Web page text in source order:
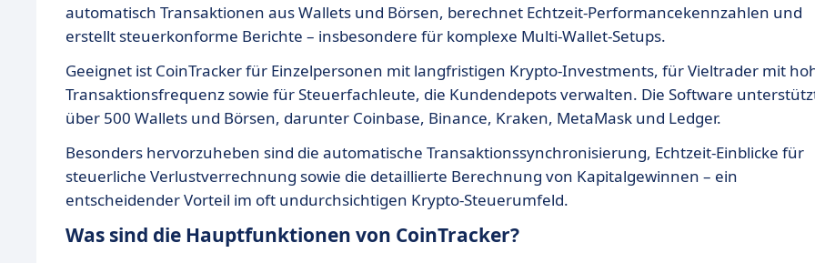
automatisch Transaktionen aus Wallets und Börsen, berechnet Echtzeit-Performancekennzahlen und
erstellt steuerkonforme Berichte – insbesondere für komplexe Multi-Wallet-Setups.
Geeignet ist CoinTracker für Einzelpersonen mit langfristigen Krypto-Investments, für Vieltrader mit
Transaktionsfrequenz sowie für Steuerfachleute, die Kundendepots verwalten. Die Software
über 500 Wallets und Börsen, darunter Coinbase, Binance, Kraken, MetaMask und Ledger.
Besonders hervorzuheben sind die automatische Transaktionssynchronisierung, Echtzeit-Einblicke für
steuerliche Verlustverrechnung sowie die detaillierte Berechnung von Kapitalgewinnen – ein
entscheidender Vorteil im oft undurchsichtigen Krypto-Steuerumfeld.
Was sind die Hauptfunktionen von CoinTracker?